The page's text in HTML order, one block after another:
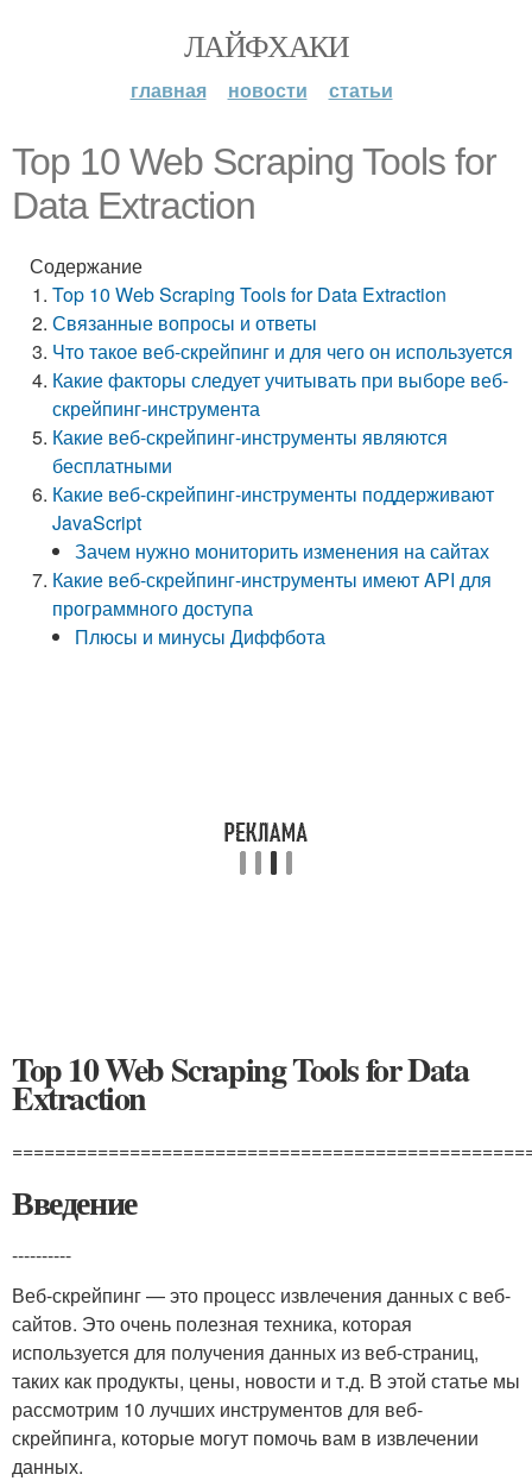
ЛАЙФХАКИ
главная новости статьи
Top 10 Web Scraping Tools for
Data Extraction
Содержание
Top 10 Web Scraping Tools for Data Extraction
Связанные вопросы и ответы
Что такое веб-скрейпинг и для чего он используется
Какие факторы следует учитывать при выборе веб-
скрейпинг-инструмента
Какие веб-скрейпинг-инструменты являются
бесплатными
Какие веб-скрейпинг-инструменты поддерживают
JavaScript
Зачем нужно мониторить изменения на сайтах
Какие веб-скрейпинг-инструменты имеют API для
программного доступа
Плюсы и минусы Диффбота
Top 10 Web Scraping Tools for Data
Extraction
Введение
----------
Веб-скрейпинг — это процесс извлечения данных с веб-
сайтов. Это очень полезная техника, которая
используется для получения данных из веб-страниц,
таких как продукты, цены, новости и т.д. В этой статье мы
рассмотрим 10 лучших инструментов для веб-
скрейпинга, которые могут помочь вам в извлечении
данных.